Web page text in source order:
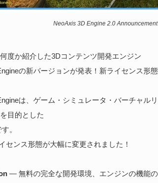
NeoAxis 3D Engine 2.0 Announcement
度か紹介した3Dコンテンツ開発エンジン
の新バージョンが発表！新ライセンス形
は、ゲーム・シミュレータ・バーチャル
目的とした
。
センス形態が大幅に変更されました！
— 無料の完全な開発環境、エンジンの機能